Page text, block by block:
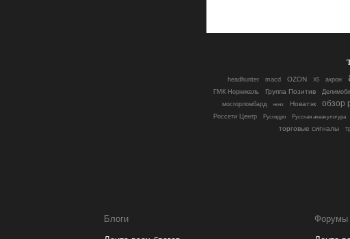
headhunter macd OZON X5 акрон
ГМК Норникель Группа Позитив
мосгорломбард
нкнх Новатэк обзор
Россети Центр
Русгидро Русская аквакультура
торговые сигналы
Блоги Форумы